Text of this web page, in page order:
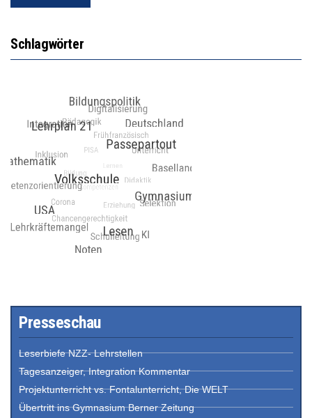
Schlagwörter
Presseschau
Leserbiefe NZZ- Lehrstellen
Tagesanzeiger, Integration Kommentar
Projektunterricht vs. Fontalunterricht, Die WELT
Übertritt ins Gymnasium Berner Zeitung